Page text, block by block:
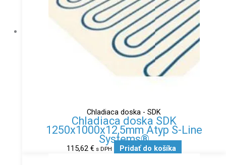
Chladiaca doska - SDK
Chladiaca doska SDK
1250x1000x12,5mm Atyp S-Line
Systems®
115,62 € s DPH Pridať do košíka